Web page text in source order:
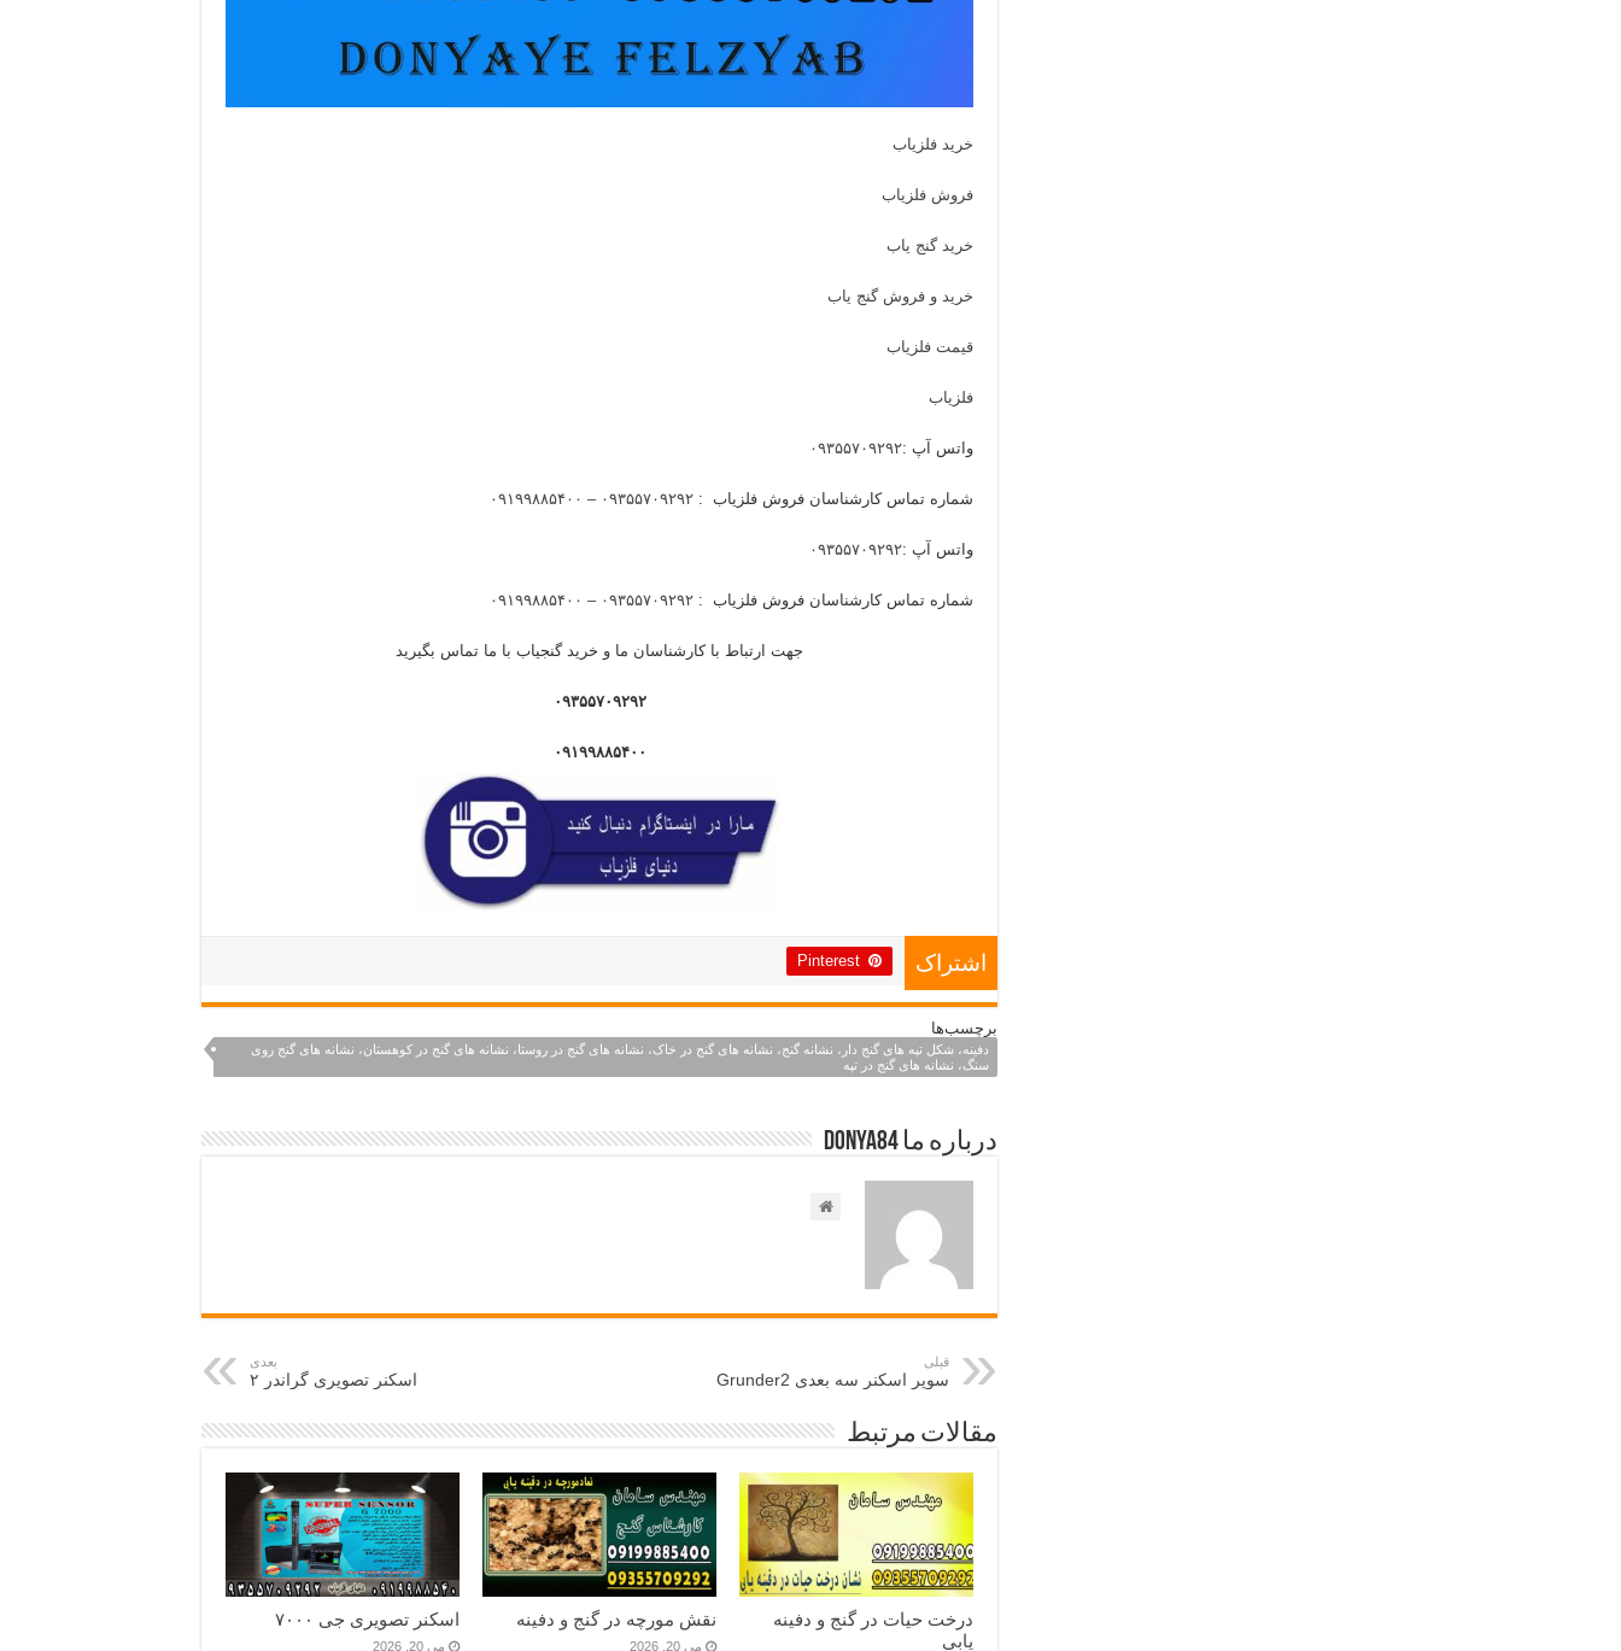
خرید فلزیاب
فروش فلزیاب
خرید گنج یاب
خرید و فروش گنج یاب
قیمت فلزیاب
فلزیاب
واتس آپ :۰۹۳۵۵۷۰۹۲۹۲
شماره تماس کارشناسان فروش فلزیاب : ۰۹۳۵۵۷۰۹۲۹۲ – ۰۹۱۹۹۸۸۵۴۰۰
واتس آپ :۰۹۳۵۵۷۰۹۲۹۲
شماره تماس کارشناسان فروش فلزیاب : ۰۹۳۵۵۷۰۹۲۹۲ – ۰۹۱۹۹۸۸۵۴۰۰
جهت ارتباط با کارشناسان ما و خرید گنجیاب با ما تماس بگیرید
۰۹۳۵۵۷۰۹۲۹۲
۰۹۱۹۹۸۸۵۴۰۰
اشتراک Pinterest
برچسب‌ها
دفینه، شکل تپه های گنج دار، نشانه گنج، نشانه های گنج در خاک، نشانه های گنج در روستا، نشانه های گنج در کوهستان، نشانه های گنج روی
سنگ، نشانه های گنج در تپه
درباره ما Donya84
قبلی
سوپر اسکنر سه بعدی Grunder2
بعدی
اسکنر تصویری گراندر ۲
مقالات مرتبط
درخت حیات در گنج و دفینه
یابی
نقش مورچه در گنج و دفینه
می 20, 2026
اسکنر تصویری جی ۷۰۰۰
می 20, 2026